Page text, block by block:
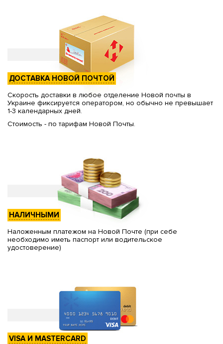
ДОСТАВКА НОВОЙ ПОЧТОЙ
Скорость доставки в любое отделение Новой почты в
Украине фиксируется оператором, но обычно не превышает
1-3 календарных дней.
Стоимость - по тарифам Новой Почты.
НАЛИЧНЫМИ
Наложенным платежом на Новой Почте (при себе
необходимо иметь паспорт или водительское
удостоверение)
VISA И MASTERCARD